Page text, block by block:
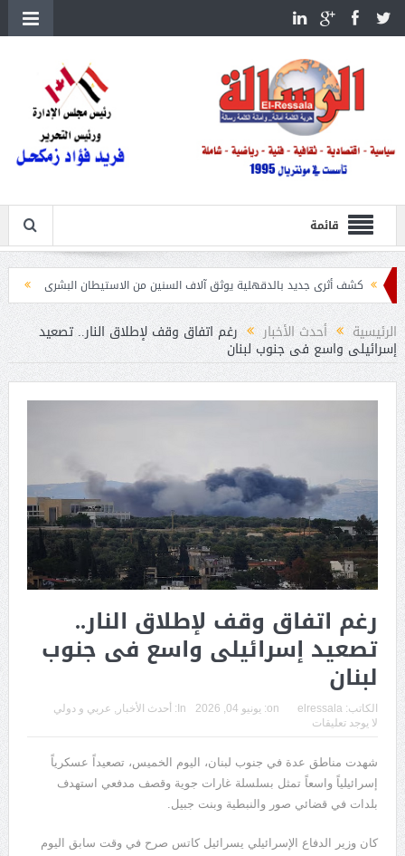
قائمة
جديد بالدقهلية يوثق آلاف السنين من الاستيطان البشرى اتحاد الكرة يطلب استضافة
الرئيسية أحدث الأخبار رغم اتفاق وقف لإطلاق النار.. تصعيد
إسرائيلى واسع فى جنوب لبنان
رغم اتفاق وقف لإطلاق النار..
تصعيد إسرائيلى واسع فى جنوب
لبنان
الكاتب: elressala
on: يونيو 04, 2026 In: أحدث الأخبار , عربي و دولي
لا يوجد تعليقات
شهدت مناطق عدة في جنوب لبنان، اليوم الخميس، تصعيداً عسكرياً
إسرائيلياً واسعاً تمثل بسلسلة غارات جوية وقصف مدفعي استهدف
بلدات في قضائي صور والنبطية وبنت جبيل.
كان وزير الدفاع الإسرائيلي يسرائيل كاتس صرح في وقت سابق اليوم